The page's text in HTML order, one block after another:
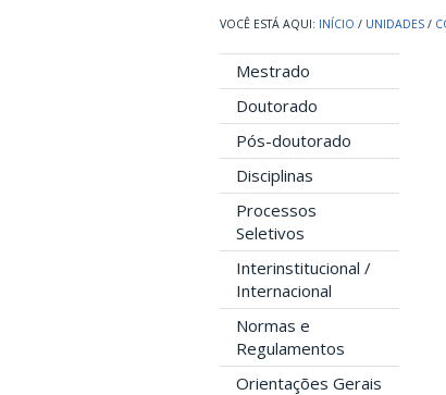
INÍCIO / UNIDADES /
Mestrado
Doutorado
Pós-doutorado
Disciplinas
Processos
Seletivos
Interinstitucional /
Internacional
Normas e
Regulamentos
Orientações Gerais